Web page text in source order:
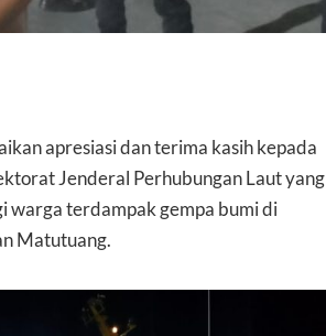
apresiasi dan terima kasih kepada
Jenderal Perhubungan Laut yang
warga terdampak gempa bumi di
Matutuang.